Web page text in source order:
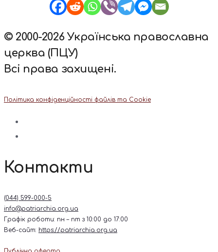
© 2000-2026 Українська православна
церква (ПЦУ)
Всі права захищені.
Політика конфіденційності файлів та Cookie
Контакти
(044) 599-000-5
info@patriarchia.org.ua
Графік роботи: пн – пт з 10:00 до 17:00
Веб-сайт: https://patriarchia.org.ua